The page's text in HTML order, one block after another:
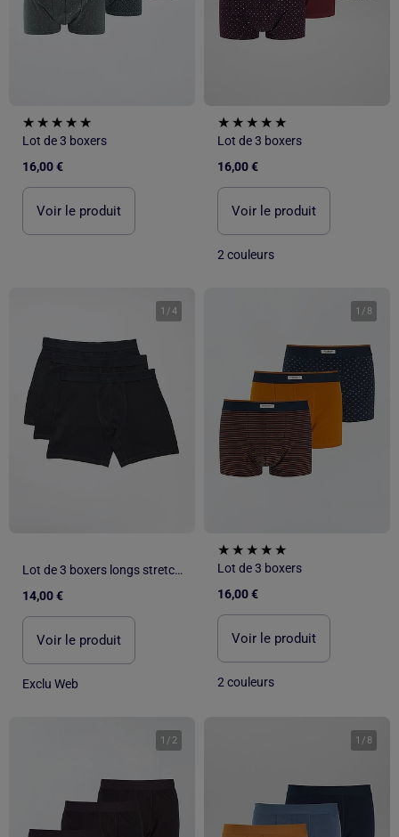
Lot de 3 boxers
16,00 €
Voir le produit
Lot de 3 boxers
16,00 €
Voir le produit
2 couleurs
1 /4
Lot de 3 boxers longs stretchs
14,00 €
Voir le produit
Exclu Web
1 / 8
Lot de 3 boxers
16,00 €
Voir le produit
2 couleurs
1 / 2 1 / 8